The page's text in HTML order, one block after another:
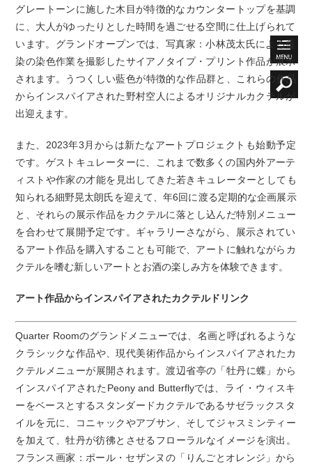
グレートーンに施した木目が特徴的なカウンタートップを基調
に、大人がゆったりとした時間を過ごせる空間に仕上げられて
います。グランドオープンでは、写真家：小林茂太氏による藍
染の染色作業を撮影したサイアノタイプ・プリント作品が展示
されます。うつくしい藍色が特徴的な作品群と、これらの作品
からインスパイアされた野村空人によるオリジナルカクテルが
出迎えます。
また、2023年3月からは新たなアートプロジェクトも始動予定
です。ゲストキュレーターに、これまで数多くの国内外アーテ
ィストや作家の才能を見出してきた若きキュレーターとしても
知られる細野晃太朗氏を迎えて、年6回に渡る定期的な企画展示
と、それらの展示作品をカクテルに落とし込んだ特別メニュー
を合わせて展開予定です。ギャラリーさながら、展示されてい
るアート作品を購入することも可能で、アートに触れながらカ
クテルを嗜む新しいアートとお酒の楽しみ方を体験できます。
アート作品からインスパイアされたカクテルドリンク
Quarter Roomのグランドメニューでは、名画と呼ばれるような
クラシックな作品や、現代美術作品からインスパイアされたカ
クテルメニューが展開されます。渡辺省亭の「牡丹に蝶」から
インスパイアされたPeony and Butterflyでは、ライ・ウィスキ
ーをベースとするスタンダードカクテルであるサゼラックスタ
イルを元に、コニャックやアブサン、そしてジャスミンティー
を加えて、牡丹が彷彿とさせるフローラルなイメージを演出。
フランス画家：ポール・セザンヌの「りんごとオレンジ」から